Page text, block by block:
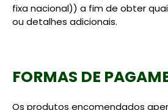
fixa nacional)) a fim de obter
ou detalhes adicionais.
FORMAS DE
Os produtos encomendados